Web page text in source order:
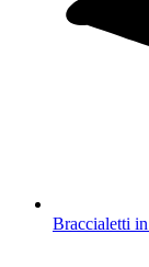
Braccialetti